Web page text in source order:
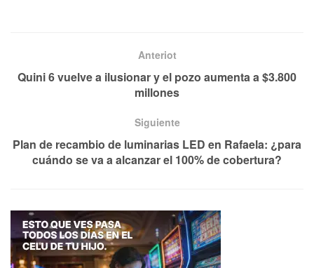
Anteriot
Quini 6 vuelve a ilusionar y el pozo aumenta a $3.800
millones
Siguiente
Plan de recambio de luminarias LED en Rafaela: ¿para
cuándo se va a alcanzar el 100% de cobertura?